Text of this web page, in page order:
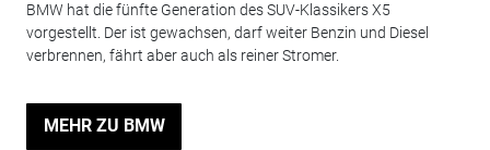
BMW hat die fünfte Generation des SUV-Klassikers X5
vorgestellt. Der ist gewachsen, darf weiter Benzin und Diesel
verbrennen, fährt aber auch als reiner Stromer.
MEHR ZU BMW